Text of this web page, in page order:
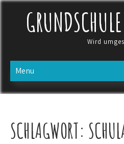
Skip
Wird
Menu
SCHLAGWORT: